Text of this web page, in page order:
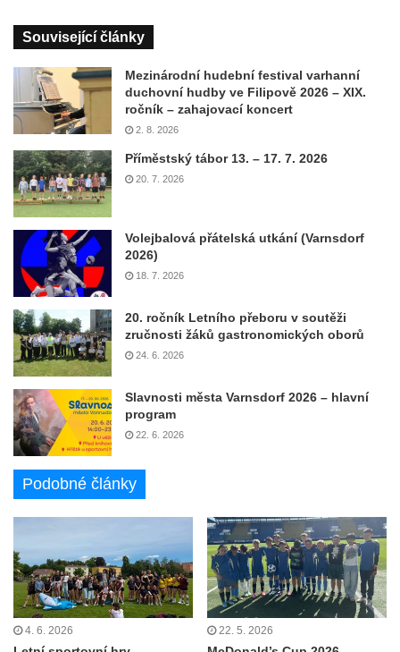
Související články
Mezinárodní hudební festival varhanní
duchovní hudby ve Filipově 2026 – XIX.
ročník – zahajovací koncert
2. 8. 2026
Příměstský tábor 13. – 17. 7. 2026
20. 7. 2026
Volejbalová přátelská utkání (Varnsdorf
2026)
18. 7. 2026
20. ročník Letního přeboru v soutěži
zručnosti žáků gastronomických oborů
24. 6. 2026
Slavnosti města Varnsdorf 2026 – hlavní
program
22. 6. 2026
Podobné články
4. 6. 2026 22. 5. 2026